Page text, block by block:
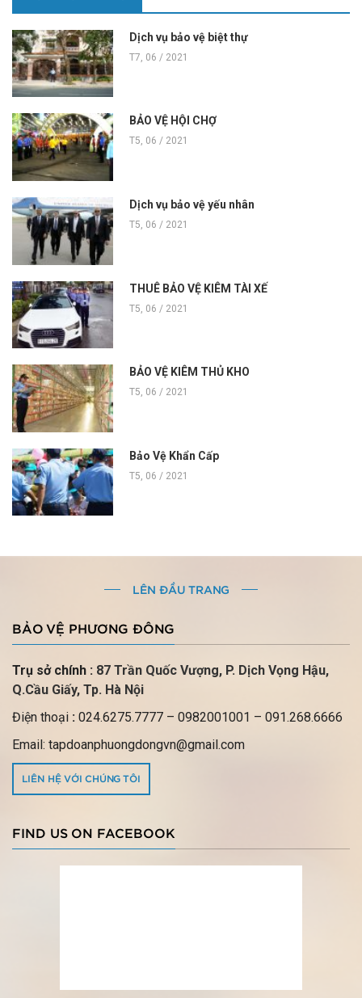
Dịch vụ bảo vệ biệt thự
T7, 06 / 2021
BẢO VỆ HỘI CHỢ
T5, 06 / 2021
Dịch vụ bảo vệ yếu nhân
T5, 06 / 2021
THUÊ BẢO VỆ KIÊM TÀI XẾ
T5, 06 / 2021
BẢO VỆ KIÊM THỦ KHO
T5, 06 / 2021
Bảo Vệ Khẩn Cấp
T5, 06 / 2021
LÊN ĐẦU TRANG
BẢO VỆ PHƯƠNG ĐÔNG
Trụ sở chính : 87 Trần Quốc Vượng, P. Dịch Vọng Hậu,
Q.Cầu Giấy, Tp. Hà Nội
Điện thoại : 024.6275.7777 – 0982001001 – 091.268.6666
Email: tapdoanphuongdongvn@gmail.com
LIÊN HỆ VỚI CHÚNG TÔI
FIND US ON FACEBOOK